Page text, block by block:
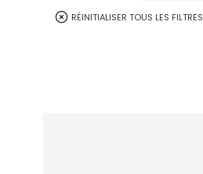
RÉINITIALISER TOUS LES FILTRES